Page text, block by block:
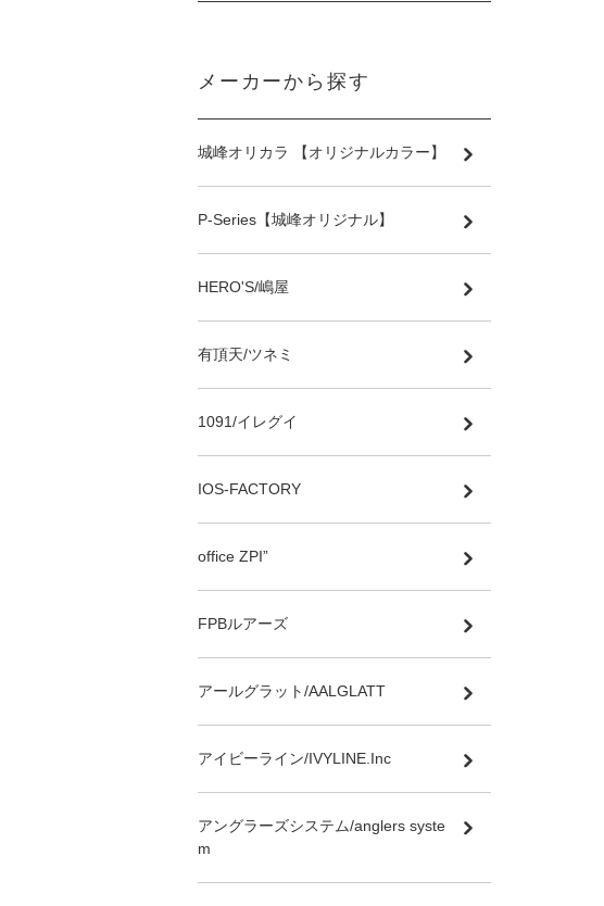
メーカーから探す
城峰オリカラ 【オリジナルカラー】
P-Series【城峰オリジナル】
HERO'S/嶋屋
有頂天/ツネミ
1091/イレグイ
IOS-FACTORY
office ZPI”
FPBルアーズ
アールグラット/AALGLATT
アイビーライン/IVYLINE.Inc
アングラーズシステム/anglers syste
m